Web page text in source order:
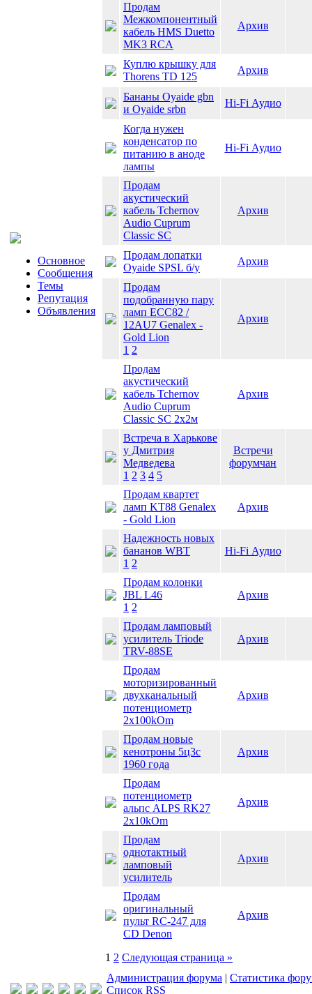
Основное
Сообщения
Темы
Репутация
Объявления
Продам
Межкомпонентный
кабель HMS Duetto
MK3 RCA
Архив
Куплю крышку для
Thorens TD 125
Архив
Бананы Oyaide gbn
и Oyaide srbn
Hi-Fi Аудио
Когда нужен
конденсатор по
питанию в аноде
лампы
Hi-Fi Аудио
Продам
акустический
кабель Tchernov
Audio Cuprum
Classic SC
Архив
Продам лопатки
Oyaide SPSL б/у
Архив
Продам
подобранную пару
ламп ECC82 /
12AU7 Genalex -
Gold Lion
1 2
Архив
Продам
акустический
кабель Tchernov
Audio Cuprum
Classic SC 2х2м
Архив
Встреча в Харькове
у Дмитрия
Медведева
1 2 3 4 5
Встречи
форумчан
Продам квартет
ламп KT88 Genalex
- Gold Lion
Архив
Надежность новых
бананов WBT
1 2
Hi-Fi Аудио
Продам колонки
JBL L46
1 2
Архив
Продам ламповый
усилитель Triode
TRV-88SE
Архив
Продам
моторизированный
двухканальный
потенциометр
2х100kOm
Архив
Продам новые
кенотроны 5ц3с
1960 года
Архив
Продам
потенциометр
альпс ALPS RK27
2x10kOm
Архив
Продам
однотактный
ламповый
усилитель
Архив
Продам
оригинальный
пульт RC-247 для
CD Denon
Архив
1 2 Следующая страница »
Администрация форума | Статистика
Список RSS